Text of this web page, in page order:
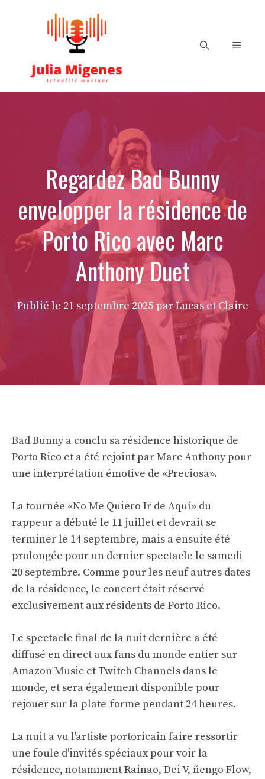
Menu
Regardez Bad Bunny
envelopper la résidence de
Porto Rico avec Marc
Anthony Duet
Publié le 21 septembre 2025 par Lucas et Claire
Bad Bunny a conclu sa résidence historique de
Porto Rico et a été rejoint par Marc Anthony pour
une interprétation émotive de «Preciosa».
La tournée «No Me Quiero Ir de Aquí» du
rappeur a débuté le 11 juillet et devrait se
terminer le 14 septembre, mais a ensuite été
prolongée pour un dernier spectacle le samedi
20 septembre. Comme pour les neuf autres dates
de la résidence, le concert était réservé
exclusivement aux résidents de Porto Rico.
Le spectacle final de la nuit dernière a été
diffusé en direct aux fans du monde entier sur
Amazon Music et Twitch Channels dans le
monde, et sera également disponible pour
rejouer sur la plate-forme pendant 24 heures.
La nuit a vu l'artiste portoricain faire ressortir
une foule d'invités spéciaux pour voir la
résidence, notamment Rainao, Dei V, ñengo Flow,